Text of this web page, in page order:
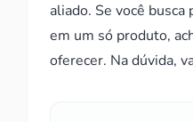
aliado. Se você
em um só produto,
oferecer. Na dúvida,